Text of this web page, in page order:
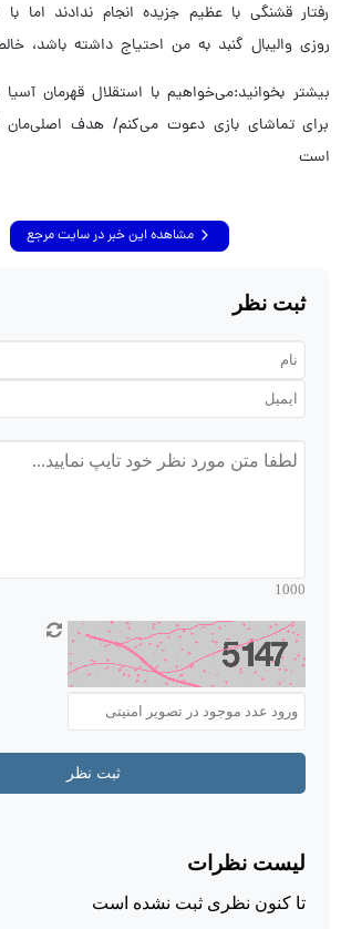
رفتار قشنگی با عظیم جزیده انجام ندادند اما
روزی والیبال گنبد به من احتیاج داشته باشد،
بیشتر بخوانید:می‌خواهیم با استقلال قهرمان
برای تماشای بازی‌ دعوت می‌کنم/ هدف اصلی‌مان
است
مشاهده این خبر در سایت مرجع